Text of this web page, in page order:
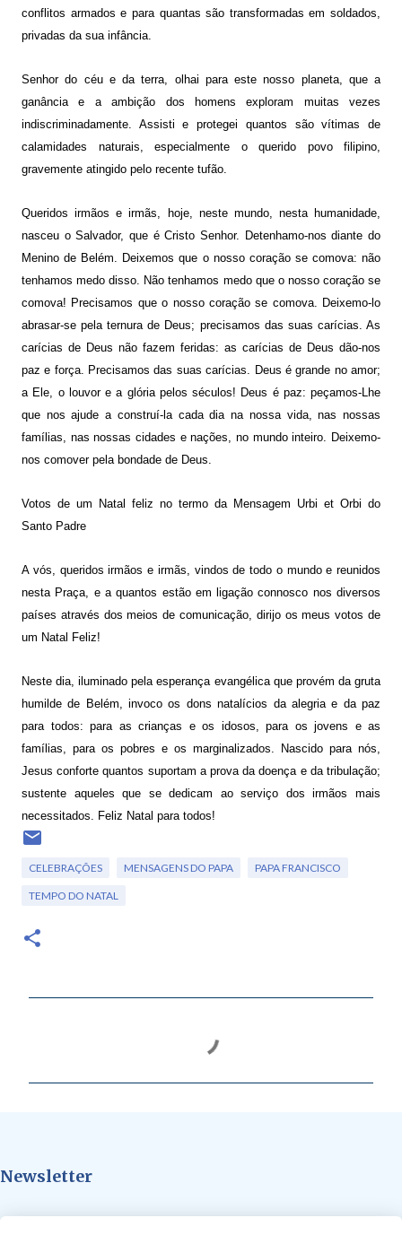
conflitos armados e para quantas são transformadas em soldados,
privadas da sua infância.
Senhor do céu e da terra, olhai para este nosso planeta, que a
ganância e a ambição dos homens exploram muitas vezes
indiscriminadamente. Assisti e protegei quantos são vítimas de
calamidades naturais, especialmente o querido povo filipino,
gravemente atingido pelo recente tufão.
Queridos irmãos e irmãs, hoje, neste mundo, nesta humanidade,
nasceu o Salvador, que é Cristo Senhor. Detenhamo-nos diante do
Menino de Belém. Deixemos que o nosso coração se comova: não
tenhamos medo disso. Não tenhamos medo que o nosso coração se
comova! Precisamos que o nosso coração se comova. Deixemo-lo
abrasar-se pela ternura de Deus; precisamos das suas carícias. As
carícias de Deus não fazem feridas: as carícias de Deus dão-nos
paz e força. Precisamos das suas carícias. Deus é grande no amor;
a Ele, o louvor e a glória pelos séculos! Deus é paz: peçamos-Lhe
que nos ajude a construí-la cada dia na nossa vida, nas nossas
famílias, nas nossas cidades e nações, no mundo inteiro. Deixemo-
nos comover pela bondade de Deus.
Votos de um Natal feliz no termo da Mensagem Urbi et Orbi do
Santo Padre
A vós, queridos irmãos e irmãs, vindos de todo o mundo e reunidos
nesta Praça, e a quantos estão em ligação connosco nos diversos
países através dos meios de comunicação, dirijo os meus votos de
um Natal Feliz!
Neste dia, iluminado pela esperança evangélica que provém da gruta
humilde de Belém, invoco os dons natalícios da alegria e da paz
para todos: para as crianças e os idosos, para os jovens e as
famílias, para os pobres e os marginalizados. Nascido para nós,
Jesus conforte quantos suportam a prova da doença e da tribulação;
sustente aqueles que se dedicam ao serviço dos irmãos mais
necessitados. Feliz Natal para todos!
CELEBRAÇÕES MENSAGENS DO PAPA PAPA FRANCISCO
TEMPO DO NATAL
á
Newsletter